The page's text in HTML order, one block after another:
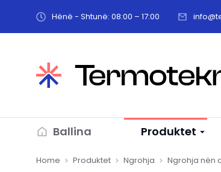
Hënë - Shtunë: 08:00 – 17:00
Ballina Produktet
You are here:
Home Produktet Ngrohja Ngrohja nën